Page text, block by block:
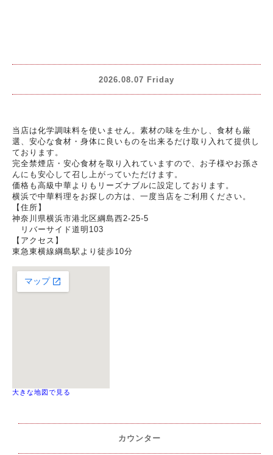
2026.08.07 Friday
当店は化学調味料を使いません。素材の味を生かし、食材も厳
選、安心な食材・身体に良いものを出来るだけ取り入れて提供し
ております。
完全禁煙店・安心食材を取り入れていますので、お子様やお孫さ
んにも安心して召し上がっていただけます。
価格も高級中華よりもリーズナブルに設定しております。
横浜で中華料理をお探しの方は、一度当店をご利用ください。
【住所】
神奈川県横浜市港北区綱島西2-25-5
リバーサイド道明103
【アクセス】
東急東横線綱島駅より徒歩10分
大きな地図で見る
カウンター